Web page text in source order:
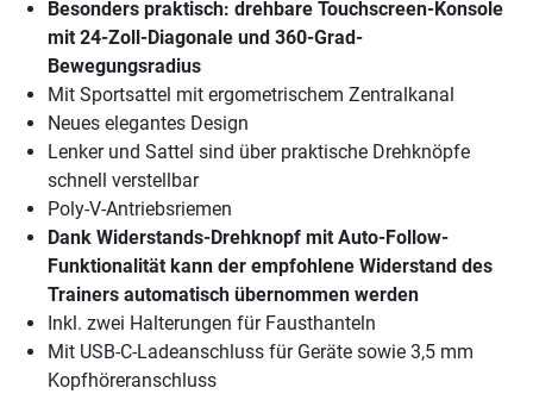
Besonders praktisch: drehbare Touchscreen-Konsole
mit 24-Zoll-Diagonale und 360-Grad-
Bewegungsradius
Mit Sportsattel mit ergometrischem Zentralkanal
Neues elegantes Design
Lenker und Sattel sind über praktische Drehknöpfe
schnell verstellbar
Poly-V-Antriebsriemen
Dank Widerstands-Drehknopf mit Auto-Follow-
Funktionalität kann der empfohlene Widerstand des
Trainers automatisch übernommen werden
Inkl. zwei Halterungen für Fausthanteln
Mit USB-C-Ladeanschluss für Geräte sowie 3,5 mm
Kopfhöreranschluss